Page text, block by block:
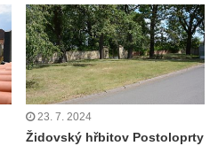
23. 7. 2024
Židovský hřbitov Postoloprty